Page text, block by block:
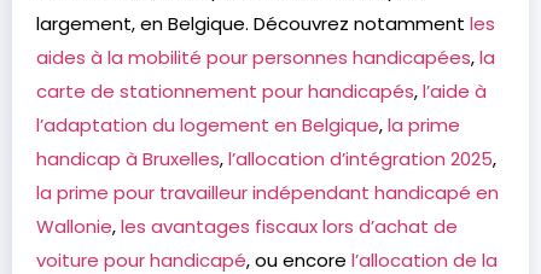
largement, en Belgique. Découvrez notamment les
aides à la mobilité pour personnes handicapées,la
carte de stationnement pour handicapés,l’aide à
l’adaptation du logement en Belgique,la prime
handicap à Bruxelles,l’allocation d’intégration 2025,
la prime pour travailleur indépendant handicapé en
Wallonie,les avantages fiscaux lors d’achat de
voiture pour handicapé, ou encore l’allocation de la